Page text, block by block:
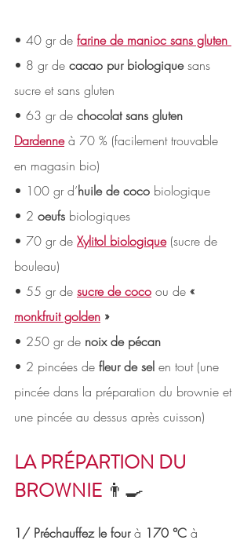
• 40 gr de farine de manioc sans gluten
• 8 gr de cacao pur biologique sans
sucre et sans gluten
• 63 gr de chocolat sans gluten
Dardenne à 70 % (facilement trouvable
en magasin bio)
• 100 gr d’huile de coco biologique
• 2 oeufs biologiques
• 70 gr de Xylitol biologique (sucre de
bouleau)
• 55 gr de sucre de coco ou de «
monkfruit golden »
• 250 gr de noix de pécan
• 2 pincées de fleur de sel en tout (une
pincée dans la préparation du brownie et
une pincée au dessus après cuisson)
LA PRÉPARTION DU
BROWNIE 👨‍🍳
1/ Préchauffez le four à 170 °C à